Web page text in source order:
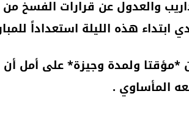
والعدول عن قرارات الفسخ
هذه الليلة استعداداً
ولمدة وجيزة* على أمل أن
المأساوي .